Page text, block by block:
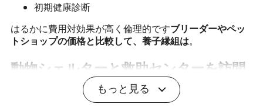
初期健康診断
はるかに費用対効果が高く倫理的ですブリーダーやペッ
トショップの価格と比較して、養子縁組は。
動物シェルターと救助センターを訪問
もっと見る